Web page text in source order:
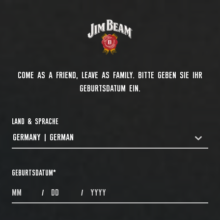
COME AS A FRIEND, LEAVE AS FAMILY. BITTE GEBEN SIE IHR
GEBURTSDATUM EIN.
LAND & SPRACHE
COUNTRYDROPDOWN
GERMANY | GERMAN
GEBURTSDATUM*
MONTHS / DAYS / YEAR